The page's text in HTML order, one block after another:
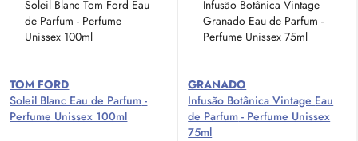
TOM FORD
Soleil Blanc Eau de Parfum -
Perfume Unissex 100ml
GRANADO
Infusão Botânica Vintage Eau
de Parfum - Perfume Unissex
75ml